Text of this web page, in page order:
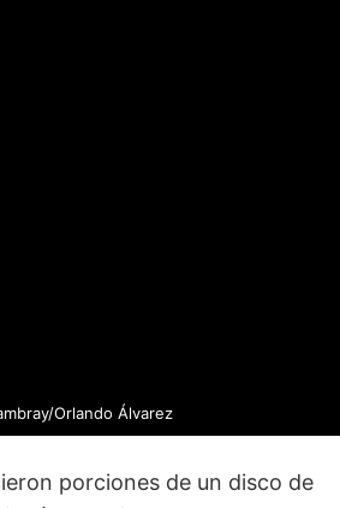
Orlando Álvarez
porciones de un disco de